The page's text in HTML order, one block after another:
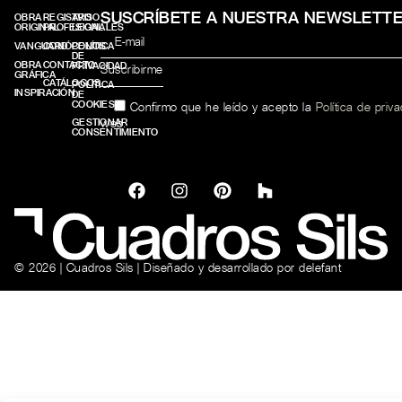
OBRA
ORIGINAL
VANGUARD
OBRA
GRÁFICA
INSPIRACIÓN
REGISTRO
PROFESIONALES
CONÓCENOS
CONTACTO
CATÁLOGOS
AVISO
LEGAL
POLÍTICA
DE
PRIVACIDAD
POLÍTICA
DE
COOKIES
GESTIONAR
CONSENTIMIENTO
SUSCRÍBETE A NUESTRA
Confirmo que he leído y acepto la Política de
web.
© 2026 | Cuadros Sils | Diseñado y desarrollado por delefant